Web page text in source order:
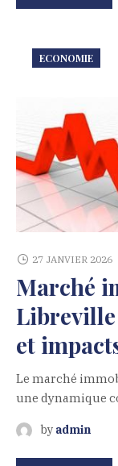
ECONOMIE
27 JANVIER 2026
Marché
Libreville
et
Le marché
une dynamique
by admin